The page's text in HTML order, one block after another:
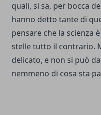
quali, si sa, per bocca
hanno detto tante di
pensare che la scienza
stelle tutto il contrario.
delicato, e non si può
nemmeno di cosa sta